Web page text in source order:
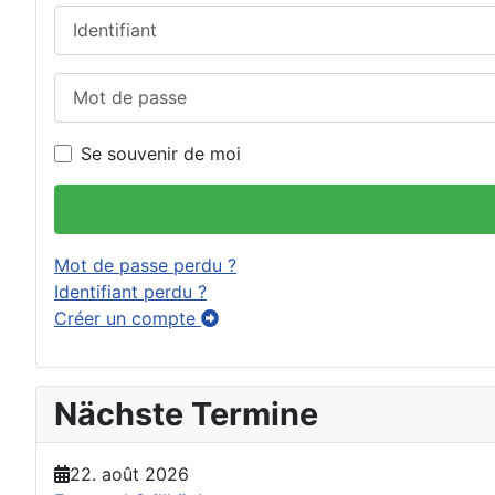
Se souvenir de moi
Mot de passe perdu ?
Identifiant perdu ?
Créer un compte
Nächste Termine
22. août 2026